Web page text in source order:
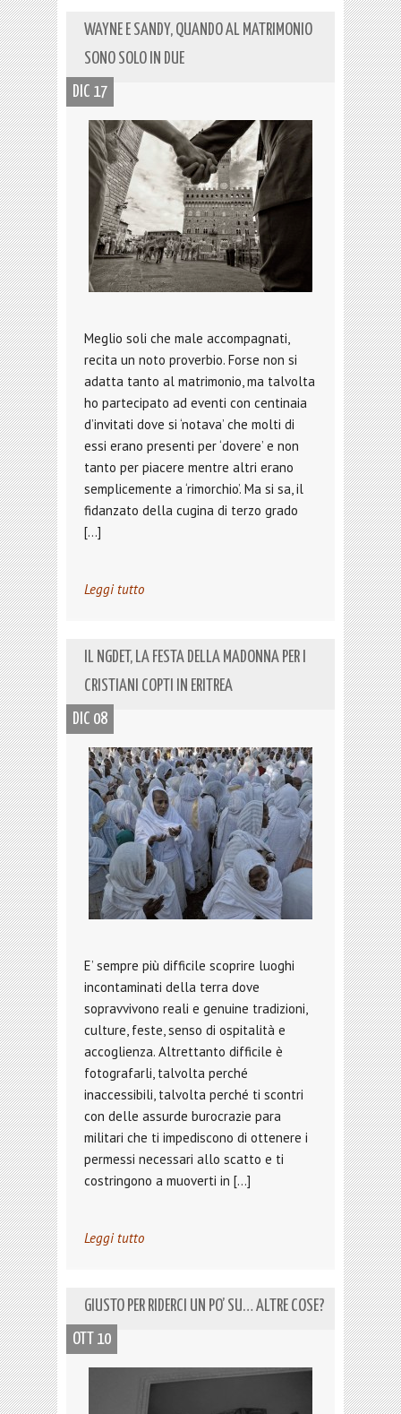
WAYNE E SANDY, QUANDO AL MATRIMONIO
SONO SOLO IN DUE
DIC 17
Meglio soli che male accompagnati,
recita un noto proverbio. Forse non si
adatta tanto al matrimonio, ma talvolta
ho partecipato ad eventi con centinaia
d’invitati dove si ‘notava’ che molti di
essi erano presenti per ‘dovere’ e non
tanto per piacere mentre altri erano
semplicemente a ‘rimorchio’. Ma si sa, il
fidanzato della cugina di terzo grado
[…]
Leggi tutto
IL NGDET, LA FESTA DELLA MADONNA PER I
CRISTIANI COPTI IN ERITREA
DIC 08
E’ sempre più difficile scoprire luoghi
incontaminati della terra dove
sopravvivono reali e genuine tradizioni,
culture, feste, senso di ospitalità e
accoglienza. Altrettanto difficile è
fotografarli, talvolta perché
inaccessibili, talvolta perché ti scontri
con delle assurde burocrazie para
militari che ti impediscono di ottenere i
permessi necessari allo scatto e ti
costringono a muoverti in […]
Leggi tutto
GIUSTO PER RIDERCI UN PO’ SU… ALTRE COSE?
OTT 10